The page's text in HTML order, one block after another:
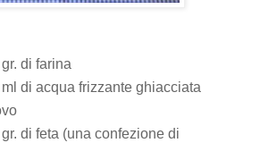
di farina
di acqua frizzante ghiacciata
di feta (una confezione di